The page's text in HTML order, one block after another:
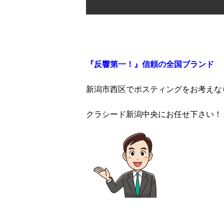
『反響第一！』信頼の全国ブランド
新潟市西区でポスティングをお考えな
クラシード新潟中央にお任せ下さい！